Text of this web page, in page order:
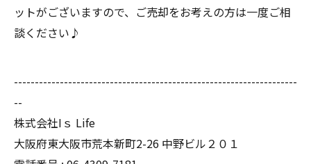
ットがございますので、ご売却をお考えの方は一度ご相
談ください♪
--------------------------------------------------------------------
--
株式会社Iｓ Life
大阪府東大阪市荒本新町2-26 中野ビル２０１